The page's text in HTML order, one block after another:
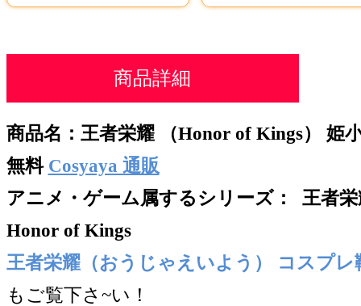
商品詳細
商品名：王者栄耀 （Honor of Kings） 姫
無料 Cosyaya 通販
アニメ・ゲーム属するシリーズ：
王者
Honor of Kings
王者栄耀（おうじゃえいよう） コスプレ
もご覧下さ~い！